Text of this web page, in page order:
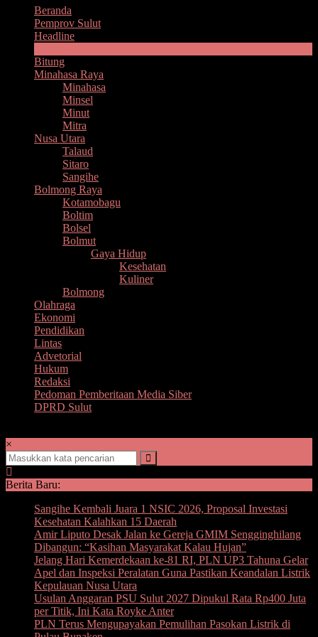
Beranda
Pemprov Sulut
Headline
Bitung
Minahasa Raya
Minahasa
Minsel
Minut
Mitra
Nusa Utara
Talaud
Sitaro
Sangihe
Bolmong Raya
Kotamobagu
Boltim
Bolsel
Bolmut
Gaya Hidup
Kesehatan
Kuliner
Bolmong
Olahraga
Ekonomi
Pendidikan
Lintas
Advetorial
Hukum
Redaksi
Pedoman Pemberitaan Media Siber
DPRD Sulut
×
Berita Baru:
Sangihe Kembali Juara 1 NSIC 2026, Proposal Investasi
Kesehatan Kalahkan 15 Daerah
Amir Liputo Desak Jalan ke Gereja GMIM Sengginghilang
Dibangun: “Kasihan Masyarakat Kalau Hujan”
Jelang Hari Kemerdekaan ke-81 RI, PLN UP3 Tahuna Gelar
Apel dan Inspeksi Peralatan Guna Pastikan Keandalan Listrik
Kepulauan Nusa Utara
Usulan Anggaran PSU Sulut 2027 Dipukul Rata Rp400 Juta
per Titik, Ini Kata Royke Anter
PLN Terus Mengupayakan Pemulihan Pasokan Listrik di